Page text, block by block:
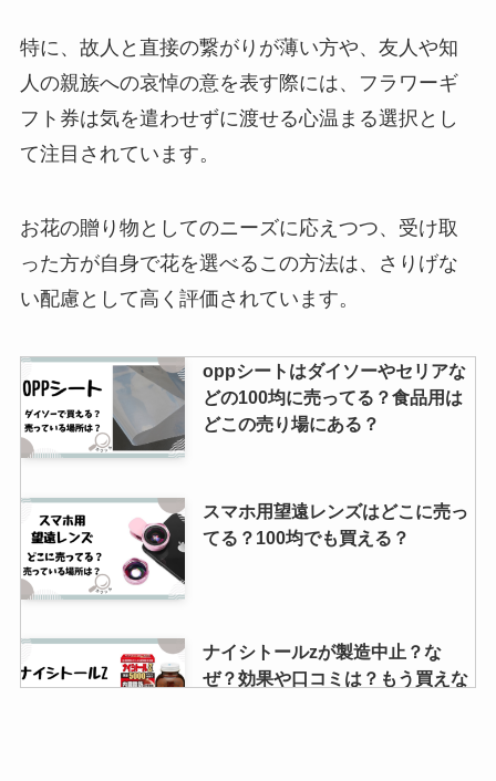
特に、故人と直接の繋がりが薄い方や、友人や知
人の親族への哀悼の意を表す際には、フラワーギ
フト券は気を遣わせずに渡せる心温まる選択とし
て注目されています。
お花の贈り物としてのニーズに応えつつ、受け取
った方が自身で花を選べるこの方法は、さりげな
い配慮として高く評価されています。
oppシートはダイソーやセリアな
どの100均に売ってる？食品用は
どこの売り場にある？
スマホ用望遠レンズはどこに売っ
てる？100均でも買える？
ナイシトールzが製造中止？な
ぜ？効果や口コミは？もう買えな